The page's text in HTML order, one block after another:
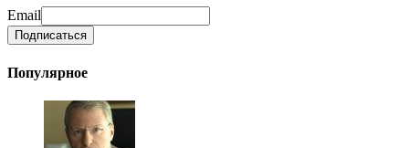
Email
Популярное